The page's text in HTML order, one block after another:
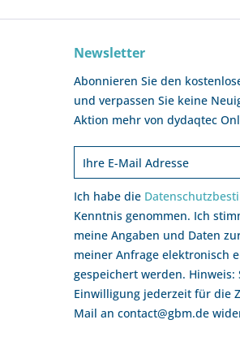
Newsletter
Abonnieren Sie den
und verpassen Sie keine
Aktion mehr von dydaqtec
Ich habe die
Kenntnis genommen. Ich
meine Angaben und Daten
meiner Anfrage elektronisch
gespeichert werden. Hinweis:
Einwilligung jederzeit für die
Mail an contact@gbm.de